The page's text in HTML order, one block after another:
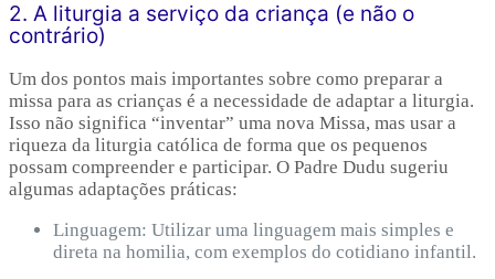
2. A liturgia a serviço da criança (e não o
contrário)
Um dos pontos mais importantes sobre como preparar a
missa para as crianças é a necessidade de adaptar a liturgia.
Isso não significa “inventar” uma nova Missa, mas usar a
riqueza da liturgia católica de forma que os pequenos
possam compreender e participar. O Padre Dudu sugeriu
algumas adaptações práticas:
Linguagem: Utilizar uma linguagem mais simples e
direta na homilia, com exemplos do cotidiano infantil.